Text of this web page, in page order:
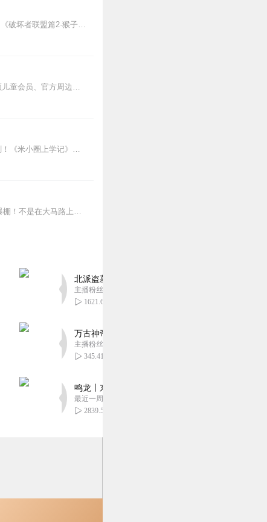
【适听年龄】7岁+《猴子警长科学探案记》系列《破坏者联盟篇1·猴子警长科学探案记》>>>《破坏者联盟篇2·猴子警长科学探案记》>>>《破坏者联盟篇3·猴子警长科...
其他互动【东海小学李哪吒】开小红书账号啦，快来关注和李哪吒成为好朋友！有机会免费领儿童会员、官方周边！【点击加入】东海小学广播站圈子，更多互动！李哪吒全新冒险番...
★米小圈漫画书发布啦★《爆笑米小圈》漫画书来啦《米小圈上学记》一二三年级正版广播剧！《米小圈上学记》系列是儿童作家北猫最新创作的儿童小说系列，作品诙谐幽默、好...
【适听年龄】4岁+孩子的安全，我们来守护！——啦咘啦哆警长宣孩子天生爱冒险，好奇心爆棚！不是在大马路上比赛跑，就是踩着椅子上下跳，怎样才能保护孩子平安长大？听...
北派盗墓笔记丨头陀渊出品丨悬疑灵异丨摸金校尉
主播粉丝1659万
1621.62万
万古神帝丨玄幻丨热血丨紫襟团队演播丨多人有声
主播粉丝2836万
345.41万
鸣龙丨东方玄幻丨紫襟团队丨轻松搞笑丨多人有声
最近一周更新
2839.51万